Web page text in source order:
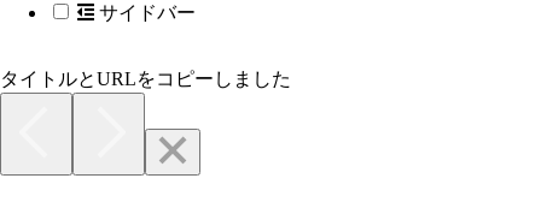
サイドバー
タイトルとURLをコピーしました